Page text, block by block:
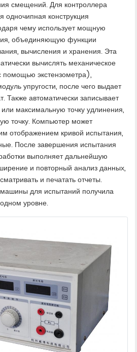
смещений. Для контроллера
одночипная конструкция
чему использует мощную
объединяющую функции
вычисления и хранения. Эта
вычислять механическое
помощью экстензометра),
упругости, после чего выдает
Также автоматически записывает
максимальную точку удлинения,
точку. Компьютер может
отображением кривой испытания,
После завершения испытания
выполняет дальнейшую
и повторный анализ данных,
и печатать отчеты.
для испытаний получила
уровне.